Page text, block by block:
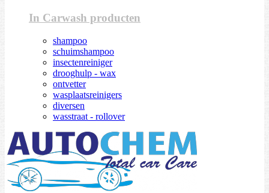
In Carwash producten
shampoo
schuimshampoo
insectenreiniger
drooghulp - wax
ontvetter
wasplaatsreinigers
diversen
wasstraat - rollover